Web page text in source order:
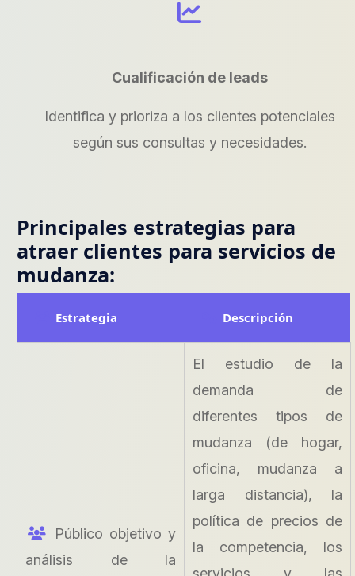
Cualificación de leads
Identifica y prioriza a los clientes potenciales
según sus consultas y necesidades.
Principales estrategias para
atraer clientes para servicios de
mudanza:
Estrategia Descripción
Público objetivo y
análisis de la
El estudio de la
demanda de
diferentes tipos de
mudanza (de hogar,
oficina, mudanza a
larga distancia), la
política de precios de
la competencia, los